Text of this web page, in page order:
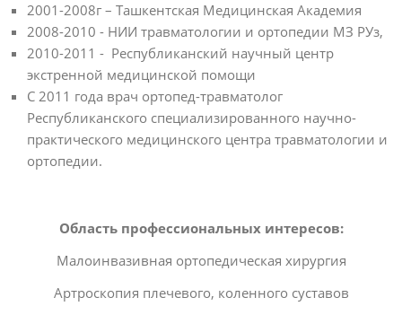
2001-2008г – Ташкентская Медицинская Академия
2008-2010 - НИИ травматологии и ортопедии МЗ РУз,
2010-2011 - Республиканский научный центр
экстренной медицинской помощи
С 2011 года врач ортопед-травматолог
Республиканского специализированного научно-
практического медицинского центра травматологии и
ортопедии.
Область профессиональных интересов:
Малоинвазивная ортопедическая хирургия
Артроскопия плечевого, коленного суставов